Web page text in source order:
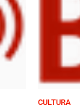
CULTURA